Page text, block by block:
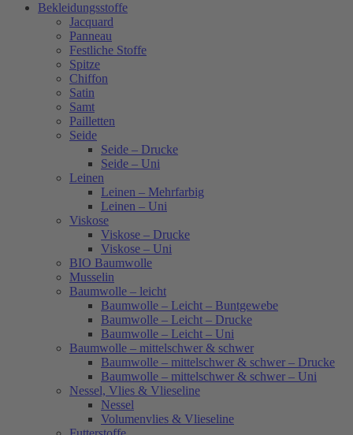
Bekleidungsstoffe
Jacquard
Panneau
Festliche Stoffe
Spitze
Chiffon
Satin
Samt
Pailletten
Seide
Seide – Drucke
Seide – Uni
Leinen
Leinen – Mehrfarbig
Leinen – Uni
Viskose
Viskose – Drucke
Viskose – Uni
BIO Baumwolle
Musselin
Baumwolle – leicht
Baumwolle – Leicht – Buntgewebe
Baumwolle – Leicht – Drucke
Baumwolle – Leicht – Uni
Baumwolle – mittelschwer & schwer
Baumwolle – mittelschwer & schwer – Drucke
Baumwolle – mittelschwer & schwer – Uni
Nessel, Vlies & Vlieseline
Nessel
Volumenvlies & Vlieseline